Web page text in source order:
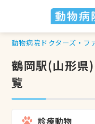
動物病院ドクターズ・フ
鶴岡駅(山形県
覧
診療動物